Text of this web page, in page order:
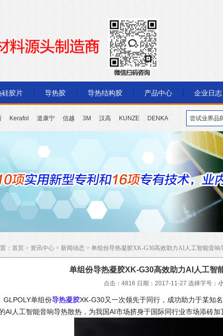
硅胶片 导热胶 导热结构胶 产品中心 企业日志
Kerafol 道康宁 信越 3M 汉高 KUNZE DENKA
： 首页 > 资讯中心 > 新闻动态 > 单组份导热凝胶XK-G30高效助力AI人工智能音响
单组份导热凝胶XK-G30高效助力AI人工智
点击：4816 日期：2017-11-27 选择字号：
单组份导热凝胶XK-G30又一次领先于同行，成功助力于某知
AI人工智能音响导热散热，为我国AI市场挤身于国际同行业市场添砖加